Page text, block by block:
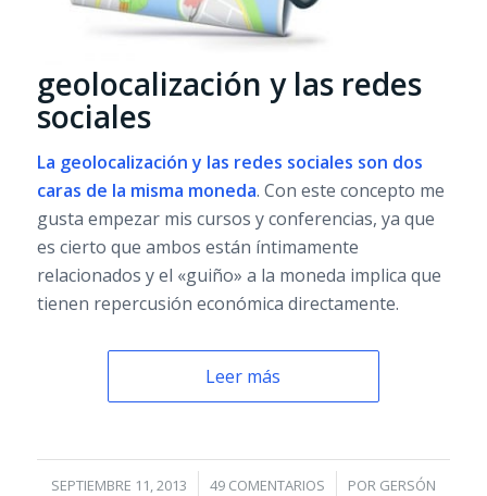
geolocalización y las redes
sociales
La geolocalización y las redes sociales son dos
caras de la misma moneda. Con este concepto me
gusta empezar mis cursos y conferencias, ya que
es cierto que ambos están íntimamente
relacionados y el «guiño» a la moneda implica que
tienen repercusión económica directamente.
Leer más
SEPTIEMBRE 11, 2013
/ 49 COMENTARIOS
/ POR GERSÓN